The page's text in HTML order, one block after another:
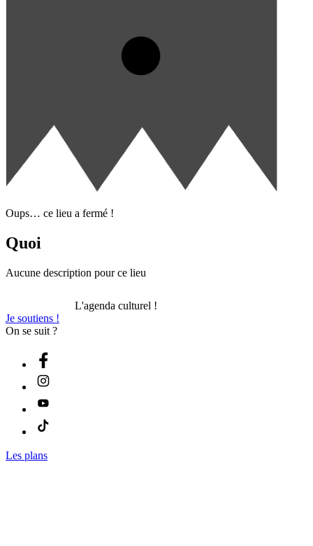
Oups… ce lieu a fermé !
Quoi
Aucune description pour ce lieu
L'agenda culturel !
Je soutiens !
On se suit ?
Les plans